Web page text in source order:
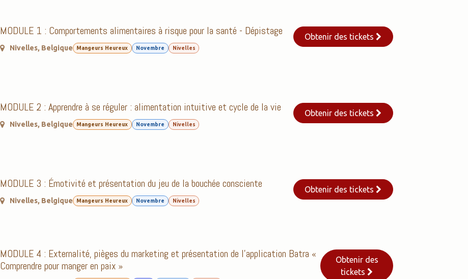
MODULE 1 : Comportements alimentaires à risque pour la santé - Dépistage
Nivelles, Belgique Mangeurs Heureux Novembre Nivelles
Obtenir des tickets
MODULE 2 : Apprendre à se réguler : alimentation intuitive et cycle de la vie
Nivelles, Belgique Mangeurs Heureux Novembre Nivelles
Obtenir des tickets
MODULE 3 : Émotivité et présentation du jeu de la bouchée consciente
Nivelles, Belgique Mangeurs Heureux Novembre Nivelles
Obtenir des tickets
MODULE 4 : Externalité, pièges du marketing et présentation de l’application Batra «
Comprendre pour manger en paix »
Obtenir des
tickets